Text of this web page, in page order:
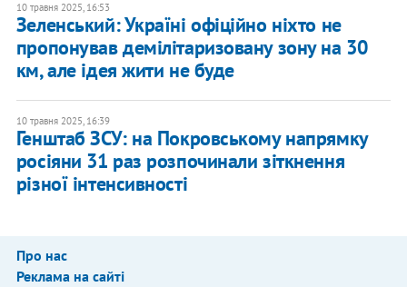
10 травня 2025, 16:53
Зеленський: Україні офіційно ніхто не
пропонував демілітаризовану зону на 30
км, але ідея жити не буде
10 травня 2025, 16:39
Генштаб ЗСУ: на Покровському напрямку
росіяни 31 раз розпочинали зіткнення
різної інтенсивності
Про нас
Реклама на сайті